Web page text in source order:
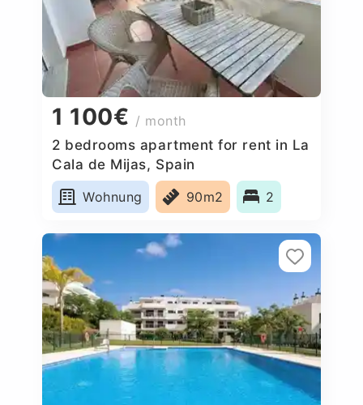
1 100€ / month
2 bedrooms apartment for rent in La
Cala de Mijas, Spain
Wohnung
90m2 2